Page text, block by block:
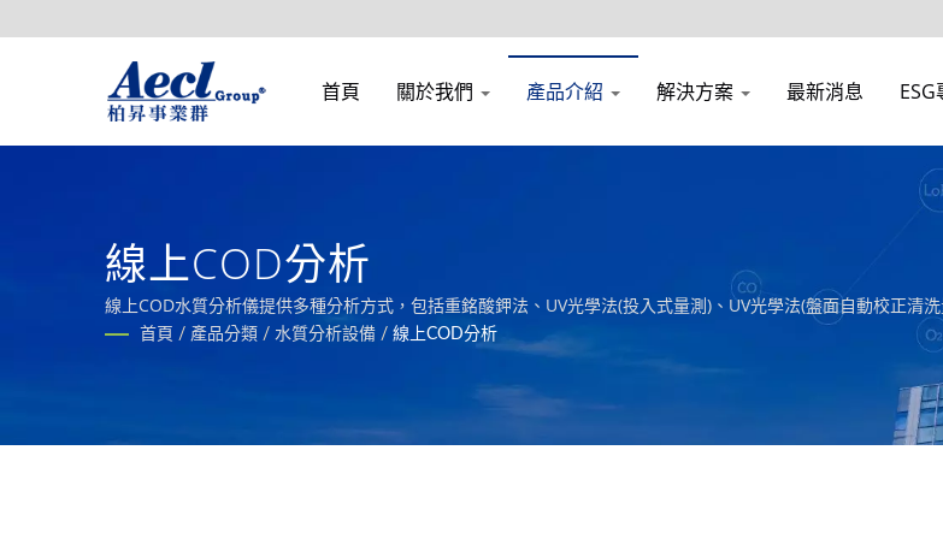
首頁 關於我們 產品介紹 解決方案 最新消息 ESG
線上COD分析
線上COD水質分析儀提供多種分析方式，包括重銘酸鉀法、UV光學法(投入式量測)、UV光學法(盤面自動校正清
首頁 / 產品分類 / 水質分析設備 / 線上COD分析